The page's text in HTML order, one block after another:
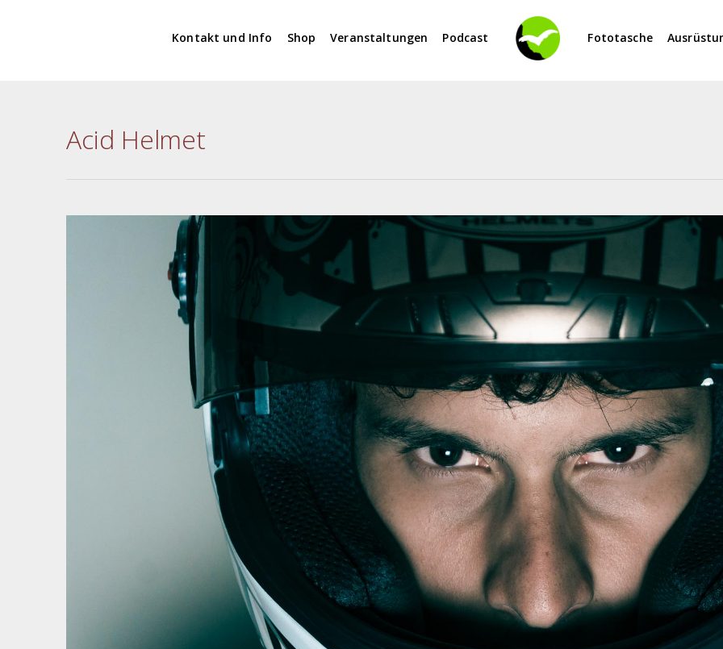
Kontakt und Info Shop Veranstaltungen Podcast Fototasche
Acid Helmet